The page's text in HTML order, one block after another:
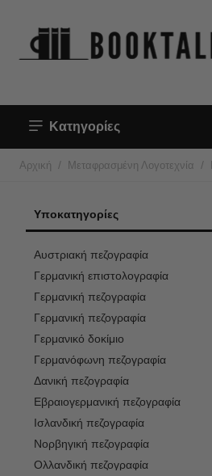
Κατηγορίες
Αρχική / Μεταφρασμένη Λογοτεχνία /
Υποκατηγορίες
Αυστριακή πεζογραφία
Γερμανική επιστολογραφία
Γερμανική πεζογραφία
Γερμανική πεζογραφία
Γερμανικό δοκίμιο
Γερμανόφωνη πεζογραφία
Δανική πεζογραφία
Εβραιογερμανική πεζογραφία
Ισλανδική πεζογραφία
Νορβηγική πεζογραφία
Ολλανδική πεζογραφία